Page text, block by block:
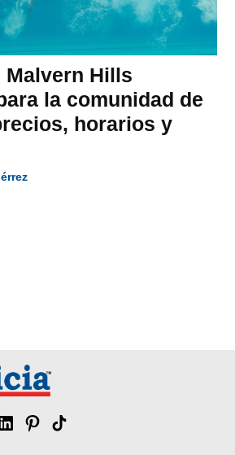
Malvern Hills
la comunidad de
horarios y
LinkedinPinterest
Tik